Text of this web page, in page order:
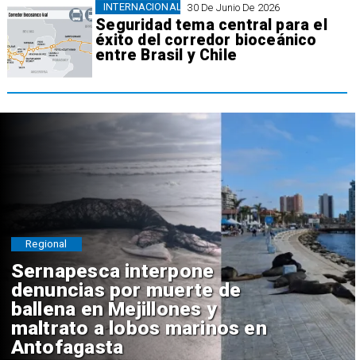
30 De Junio De 2026
Seguridad tema central para el
éxito del corredor bioceánico
entre Brasil y Chile
INTERNACIONAL
Sernapesca interpone
denuncias por muerte de
ballena en Mejillones y
maltrato a lobos marinos en
Antofagasta
Regional